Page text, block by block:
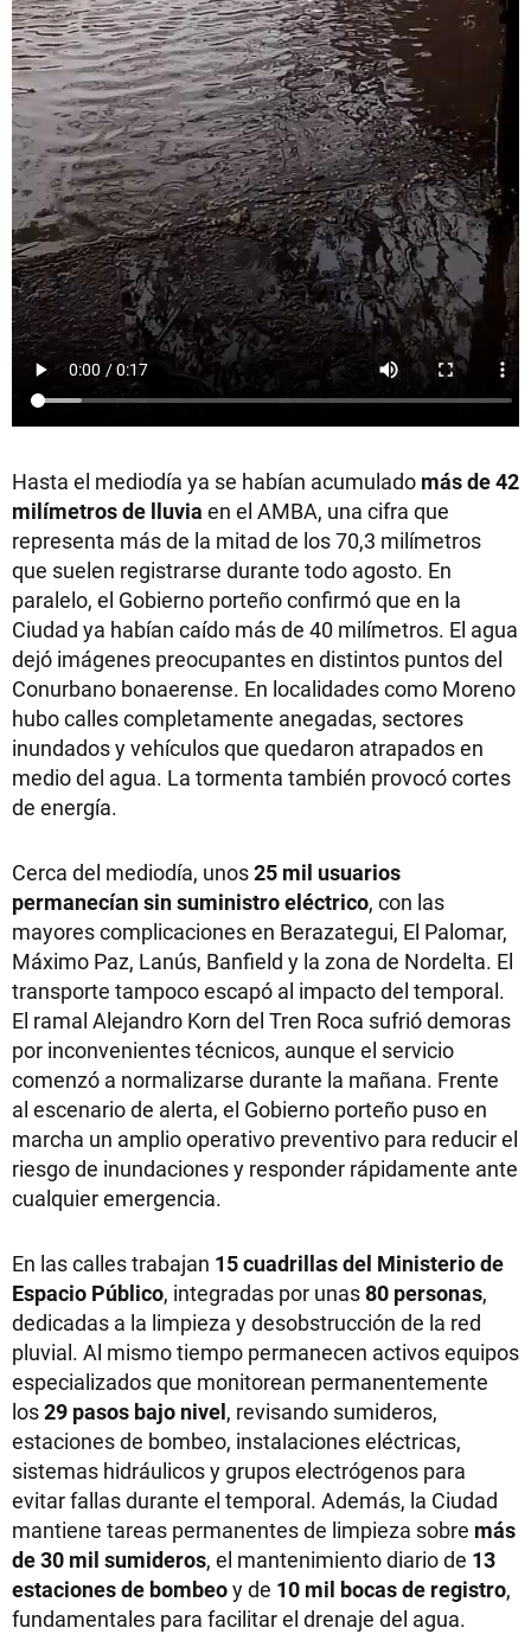
Hasta el mediodía ya se habían acumulado más de 42
milímetros de lluvia en el AMBA, una cifra que
representa más de la mitad de los 70,3 milímetros
que suelen registrarse durante todo agosto. En
paralelo, el Gobierno porteño confirmó que en la
Ciudad ya habían caído más de 40 milímetros. El agua
dejó imágenes preocupantes en distintos puntos del
Conurbano bonaerense. En localidades como Moreno
hubo calles completamente anegadas, sectores
inundados y vehículos que quedaron atrapados en
medio del agua. La tormenta también provocó cortes
de energía.
Cerca del mediodía, unos25 mil usuarios
permanecían sin suministro eléctrico, con las
mayores complicaciones en Berazategui, El Palomar,
Máximo Paz, Lanús, Banfield y la zona de Nordelta. El
transporte tampoco escapó al impacto del temporal.
El ramal Alejandro Korn del Tren Roca sufrió demoras
por inconvenientes técnicos, aunque el servicio
comenzó a normalizarse durante la mañana. Frente
al escenario de alerta, el Gobierno porteño puso en
marcha un amplio operativo preventivo para reducir el
riesgo de inundaciones y responder rápidamente ante
cualquier emergencia.
En las calles trabajan 15 cuadrillas del Ministerio de
Espacio Público, integradas por unas80 personas,
dedicadas a la limpieza y desobstrucción de la red
pluvial. Al mismo tiempo permanecen activos equipos
especializados que monitorean permanentemente
los29 pasos bajo nivel, revisando sumideros,
estaciones de bombeo, instalaciones eléctricas,
sistemas hidráulicos y grupos electrógenos para
evitar fallas durante el temporal. Además, la Ciudad
mantiene tareas permanentes de limpieza sobre más
de 30 mil sumideros, el mantenimiento diario de 13
estaciones de bombeoy de 10 mil bocas de registro,
fundamentales para facilitar el drenaje del agua.